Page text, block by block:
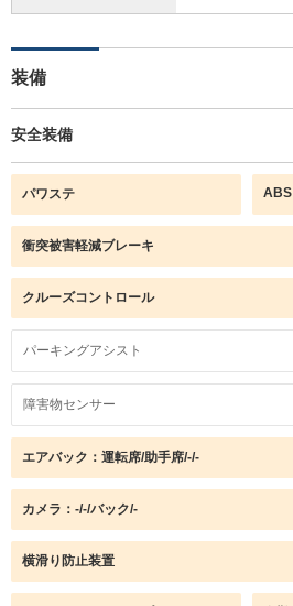
装備
安全装備
パワステ ABS
衝突被害軽減ブレーキ
クルーズコントロール
パーキングアシスト
障害物センサー
エアバック：運転席/助手席/-/-
カメラ：-/-/バック/-
横滑り防止装置